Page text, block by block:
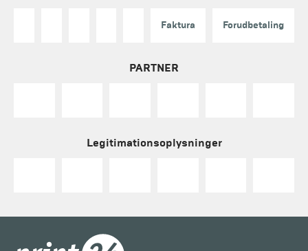
Faktura Forudbetaling
PARTNER
Legitimationsoplysninger